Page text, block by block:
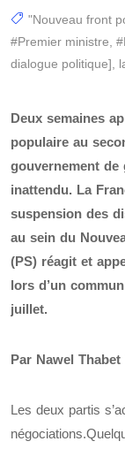
"Nouveau front
#Premier ministre
dialogue politique]
Deux semaines
populaire au
gouvernement de
inattendu. La
suspension des
au sein du
(PS) réagit et
lors d’un
juillet.
Par Nawel
Les deux partis